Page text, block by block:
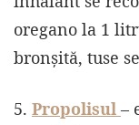
oregano la 1
bronșită, tuse
5. Propolisul –